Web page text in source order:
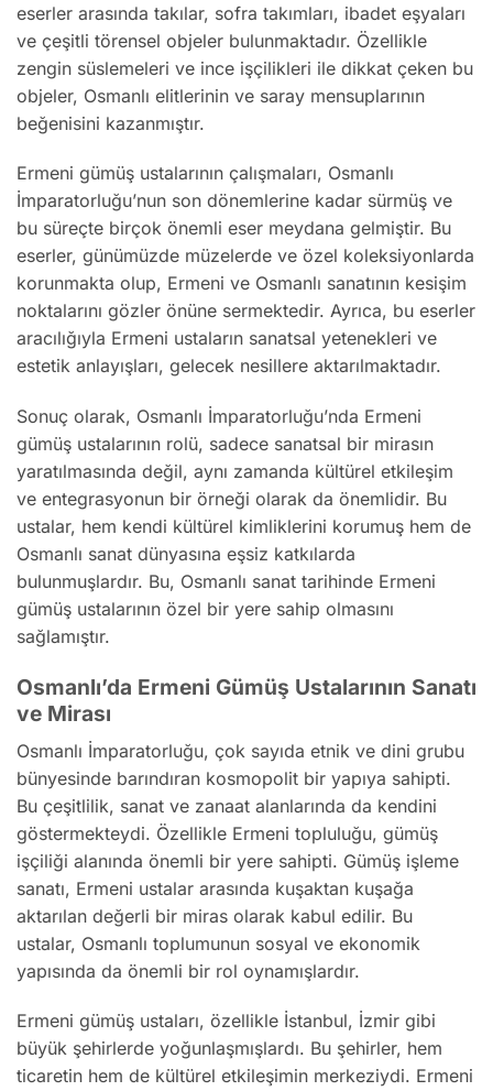
eserler arasında takılar, sofra takımları, ibadet eşyaları
ve çeşitli törensel objeler bulunmaktadır. Özellikle
zengin süslemeleri ve ince işçilikleri ile dikkat çeken bu
objeler, Osmanlı elitlerinin ve saray mensuplarının
beğenisini kazanmıştır.
Ermeni gümüş ustalarının çalışmaları, Osmanlı
İmparatorluğu’nun son dönemlerine kadar sürmüş ve
bu süreçte birçok önemli eser meydana gelmiştir. Bu
eserler, günümüzde müzelerde ve özel koleksiyonlarda
korunmakta olup, Ermeni ve Osmanlı sanatının kesişim
noktalarını gözler önüne sermektedir. Ayrıca, bu eserler
aracılığıyla Ermeni ustaların sanatsal yetenekleri ve
estetik anlayışları, gelecek nesillere aktarılmaktadır.
Sonuç olarak, Osmanlı İmparatorluğu’nda Ermeni
gümüş ustalarının rolü, sadece sanatsal bir mirasın
yaratılmasında değil, aynı zamanda kültürel etkileşim
ve entegrasyonun bir örneği olarak da önemlidir. Bu
ustalar, hem kendi kültürel kimliklerini korumuş hem de
Osmanlı sanat dünyasına eşsiz katkılarda
bulunmuşlardır. Bu, Osmanlı sanat tarihinde Ermeni
gümüş ustalarının özel bir yere sahip olmasını
sağlamıştır.
Osmanlı’da Ermeni Gümüş Ustalarının Sanatı
ve Mirası
Osmanlı İmparatorluğu, çok sayıda etnik ve dini grubu
bünyesinde barındıran kosmopolit bir yapıya sahipti.
Bu çeşitlilik, sanat ve zanaat alanlarında da kendini
göstermekteydi. Özellikle Ermeni topluluğu, gümüş
işçiliği alanında önemli bir yere sahipti. Gümüş işleme
sanatı, Ermeni ustalar arasında kuşaktan kuşağa
aktarılan değerli bir miras olarak kabul edilir. Bu
ustalar, Osmanlı toplumunun sosyal ve ekonomik
yapısında da önemli bir rol oynamışlardır.
Ermeni gümüş ustaları, özellikle İstanbul, İzmir gibi
büyük şehirlerde yoğunlaşmışlardı. Bu şehirler, hem
ticaretin hem de kültürel etkileşimin merkeziydi. Ermeni